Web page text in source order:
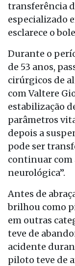
transferência
especializado
esclarece o
Durante o
de 53 anos,
cirúrgicos de
com Valtere
estabilização
parâmetros
depois a
pode ser
continuar com
neurológica”.
Antes de
brilhou como
em outras
teve de
acidente
piloto teve de